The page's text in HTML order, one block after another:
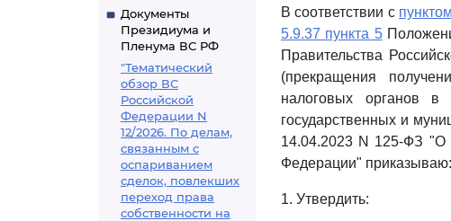
Документы
Президиума и
Пленума ВС РФ
"Тематический
обзор ВС
Российской
Федерации N
12/2026. По делам,
связанным с
оспариванием
сделок, повлекших
переход права
собственности на
В соответствии с
5.9.37 пункта 5
Правительства
(прекращения
налоговых органов
государственных и
14.04.2023 N 125-ФЗ "О
Федерации" приказываю:
1. Утвердить: